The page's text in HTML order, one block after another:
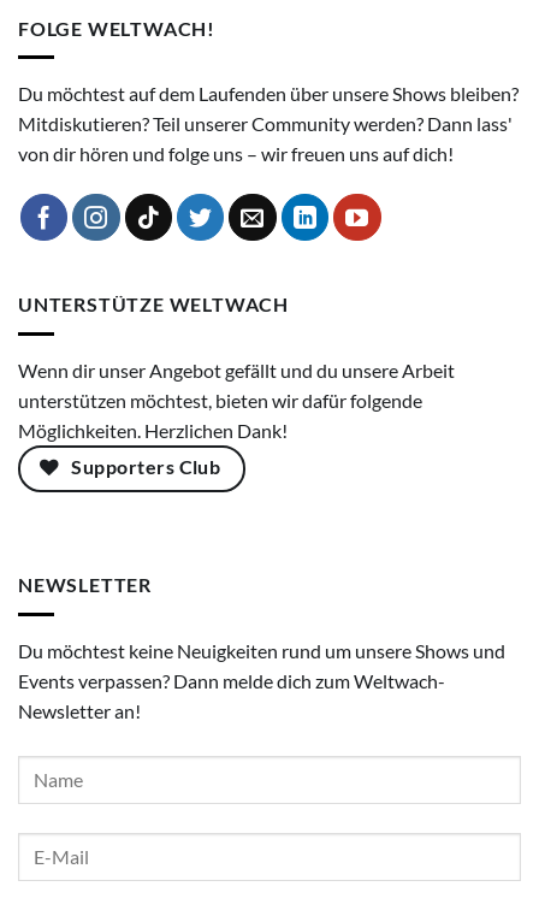
FOLGE WELTWACH!
Du möchtest auf dem Laufenden über unsere Shows bleiben?
Mitdiskutieren? Teil unserer Community werden? Dann lass'
von dir hören und folge uns – wir freuen uns auf dich!
UNTERSTÜTZE WELTWACH
Wenn dir unser Angebot gefällt und du unsere Arbeit
unterstützen möchtest, bieten wir dafür folgende
Möglichkeiten. Herzlichen Dank!
Supporters Club
NEWSLETTER
Du möchtest keine Neuigkeiten rund um unsere Shows und
Events verpassen? Dann melde dich zum Weltwach-
Newsletter an!